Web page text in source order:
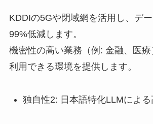
KDDIの5Gや閉域網を活用し、デ
99%低減します。
機密性の高い業務（例: 金融、医
利用できる環境を提供します。
独自性2: 日本語特化LLMによ